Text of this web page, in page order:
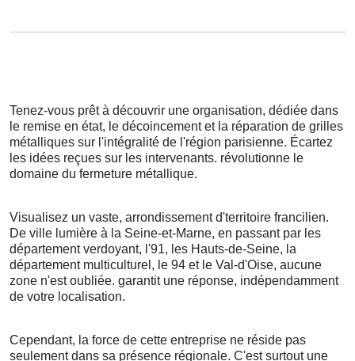
Tenez-vous prêt à découvrir une organisation, dédiée dans
le remise en état, le décoincement et la réparation de grilles
métalliques sur l'intégralité de l'région parisienne. Écartez
les idées reçues sur les intervenants. révolutionne le
domaine du fermeture métallique.
Visualisez un vaste, arrondissement d'territoire francilien.
De ville lumière à la Seine-et-Marne, en passant par les
département verdoyant, l'91, les Hauts-de-Seine, la
département multiculturel, le 94 et le Val-d'Oise, aucune
zone n'est oubliée. garantit une réponse, indépendamment
de votre localisation.
Cependant, la force de cette entreprise ne réside pas
seulement dans sa présence régionale. C'est surtout une